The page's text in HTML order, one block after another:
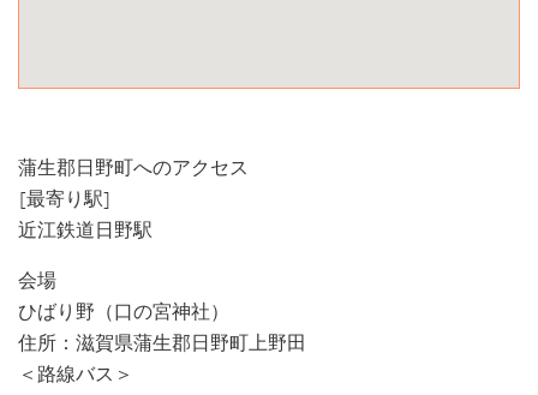
蒲生郡日野町へのアクセス
[最寄り駅]
近江鉄道日野駅
会場
ひばり野（口の宮神社）
住所：滋賀県蒲生郡日野町上野田
＜路線バス＞